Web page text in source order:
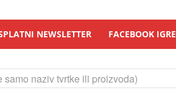
NEWSLETTER FACEBOOK IGRE
naziv tvrtke ili proizvoda)